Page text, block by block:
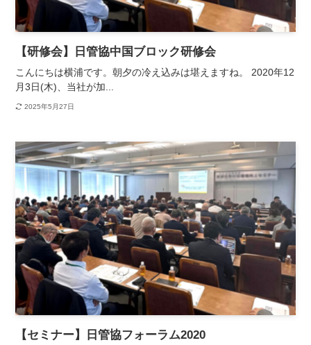
【研修会】日管協中国ブロック研修会
こんにちは横浦です。朝夕の冷え込みは堪えますね。 2020年12
月3日(木)、当社が加...
2025年5月27日
【セミナー】日管協フォーラム2020